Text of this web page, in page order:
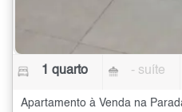
1 quarto - suíte
Apartamento à Venda na